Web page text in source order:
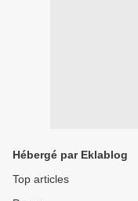
Hébergé par Eklablog
Top articles